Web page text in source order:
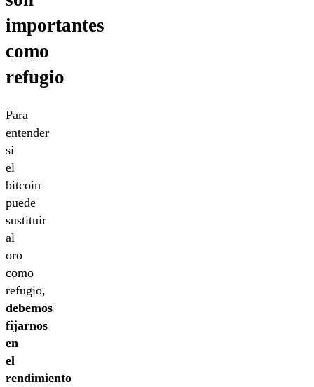
importantes
como
refugio
Para
entender
si
el
bitcoin
puede
sustituir
al
oro
como
refugio,
debemos
fijarnos
en
el
rendimiento